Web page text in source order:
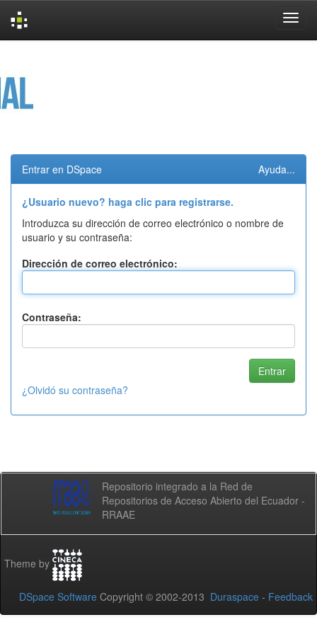
Entrar en DSpace Ayuda...
¿Usuario nuevo? haga clic para registrarse.
Introduzca su dirección de correo electrónico o nombre de
usuario y su contraseña:
Dirección de correo electrónico:
Contraseña:
¿Olvidó su contraseña?
Repositorio integrado a la Red de
Repositorios de Acceso Abierto del Ecuador -
RRAAE
Theme by
DSpace Software Copyright © 2002-2013 Duraspace - Feedback